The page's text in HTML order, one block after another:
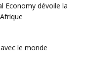
Economy dévoile la
le monde